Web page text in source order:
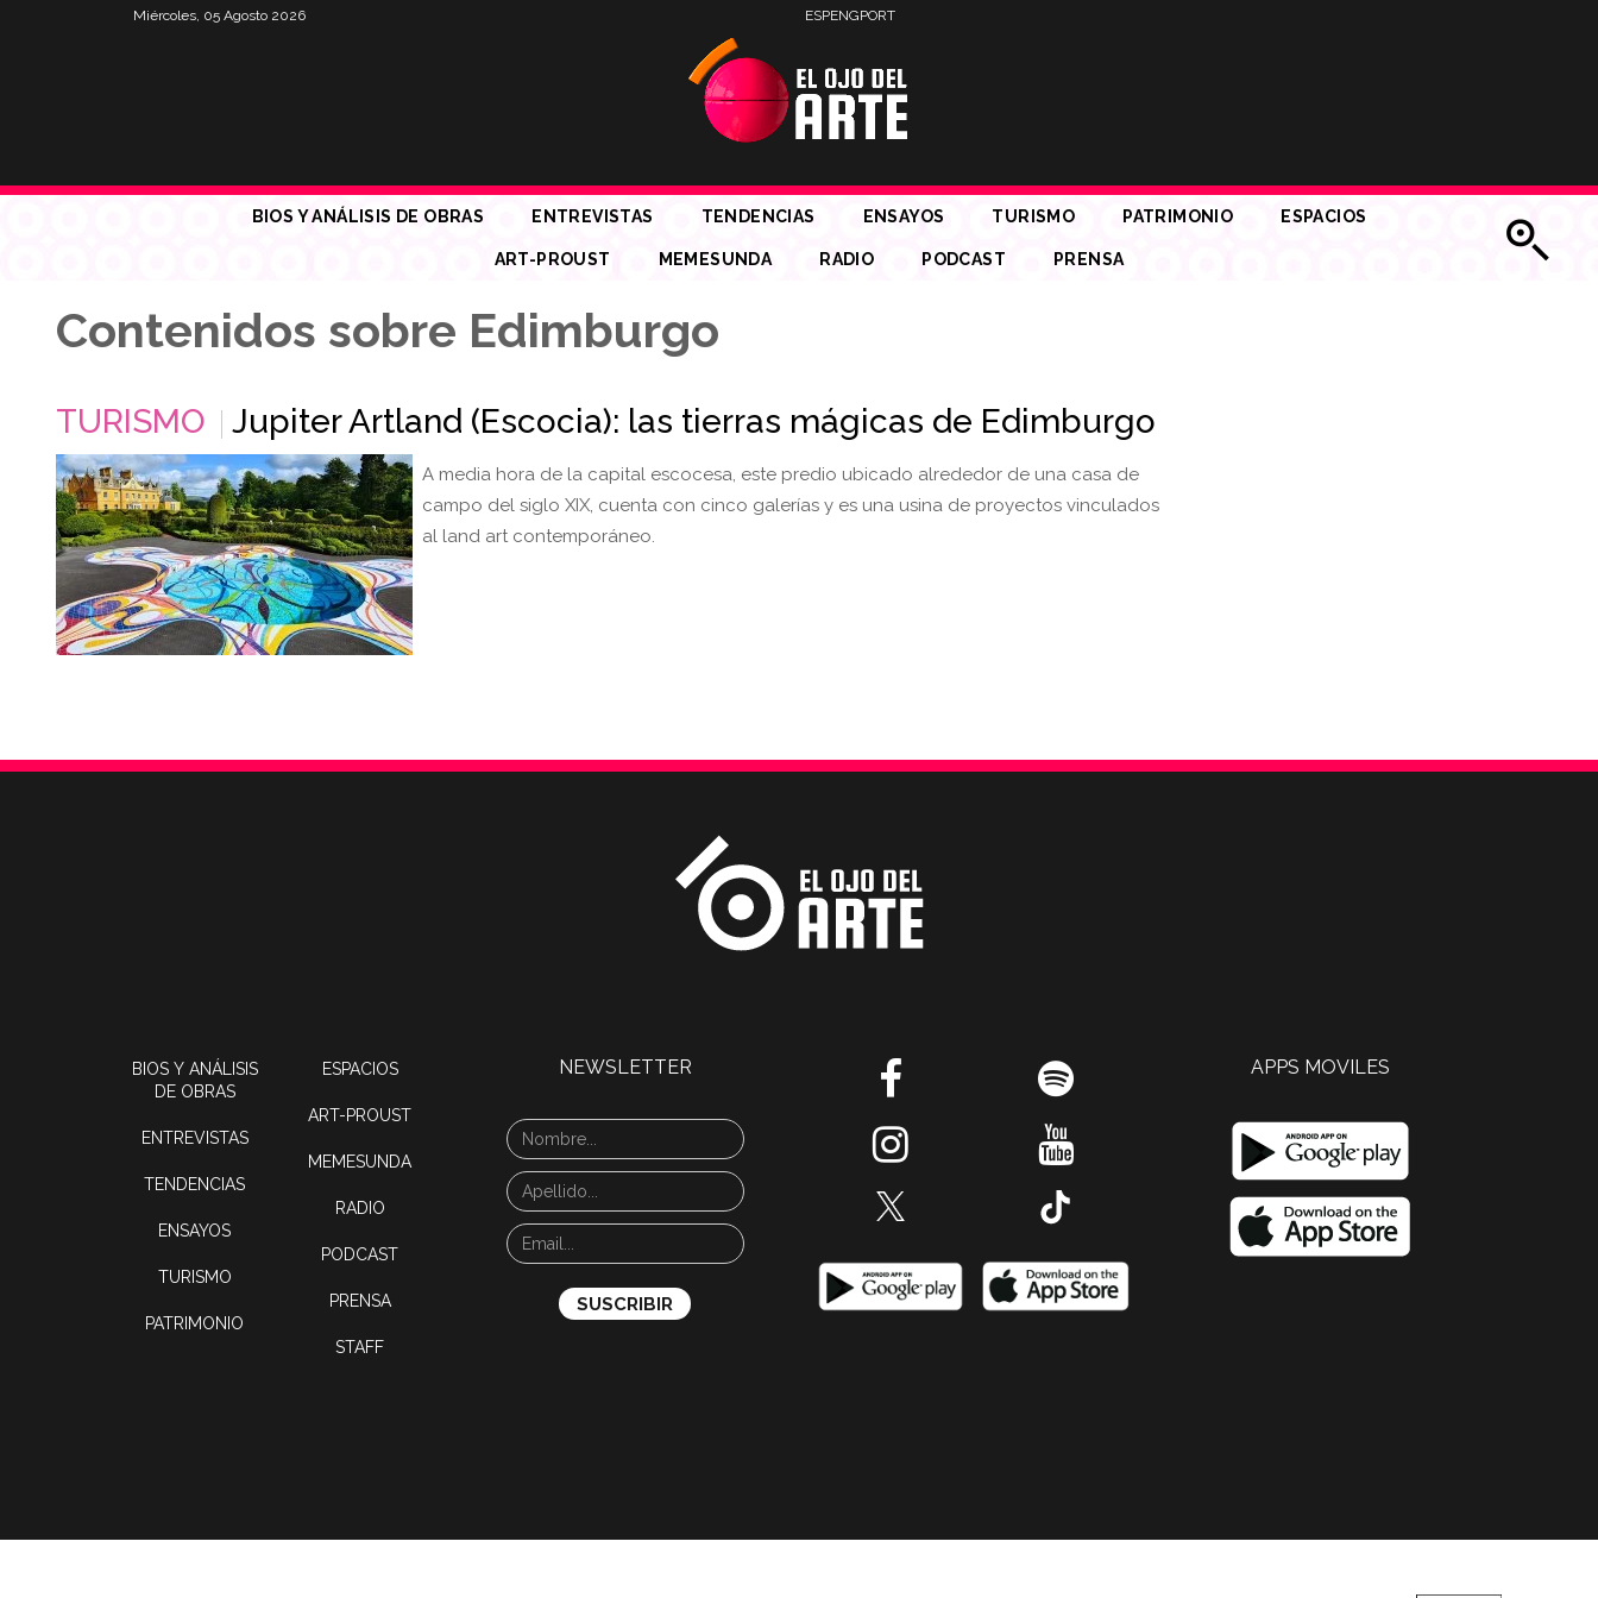
Miércoles, 05 Agosto 2026 ESPENGPORT
BIOS Y ANÁLISIS DE OBRAS ENTREVISTAS TENDENCIAS ENSAYOS TURISMO PATRIMONIO ESPACIOS
ART-PROUST MEMESUNDA RADIO PODCAST PRENSA
Contenidos sobre Edimburgo
TURISMO Jupiter Artland (Escocia): las tierras mágicas de Edimburgo
A media hora de la capital escocesa, este predio ubicado alrededor de una casa de
campo del siglo XIX, cuenta con cinco galerías y es una usina de proyectos vinculados
al land art contemporáneo.
BIOS Y ANÁLISIS
DE OBRAS
ENTREVISTAS
TENDENCIAS
ENSAYOS
TURISMO
PATRIMONIO
ESPACIOS
ART-PROUST
MEMESUNDA
RADIO
PODCAST
PRENSA
STAFF
NEWSLETTER APPS MOVILES